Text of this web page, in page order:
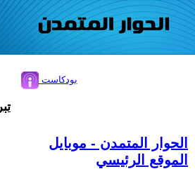
بودكاست
الحوار المتمدن - موبايل
الموقع الرئيسي